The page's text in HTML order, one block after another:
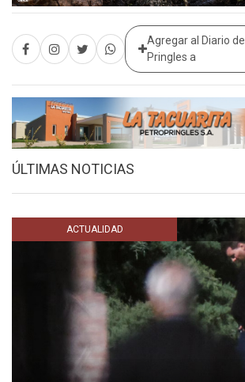
Agregar al Diario de
Pringles a
ÚLTIMAS NOTICIAS
ACTUALIDAD